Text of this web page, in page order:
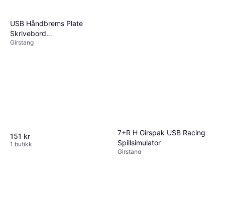
USB Håndbrems Plate
Skrivebord
Stolsmonteringsbrakett
Girstang
151 kr
1 butikk
7+R H Girspak USB Racing
Spillsimulator
Girstang